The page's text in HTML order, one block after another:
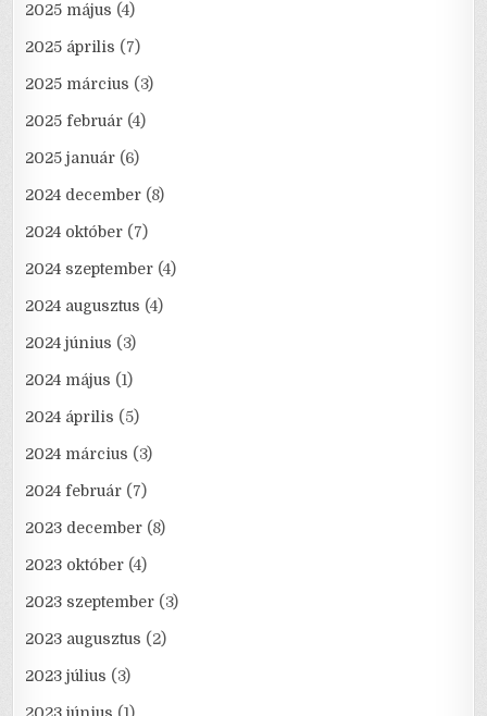
2025 május (4)
2025 április (7)
2025 március (3)
2025 február (4)
2025 január (6)
2024 december (8)
2024 október (7)
2024 szeptember (4)
2024 augusztus (4)
2024 június (3)
2024 május (1)
2024 április (5)
2024 március (3)
2024 február (7)
2023 december (8)
2023 október (4)
2023 szeptember (3)
2023 augusztus (2)
2023 július (3)